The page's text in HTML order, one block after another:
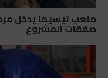
صفقات المشروع